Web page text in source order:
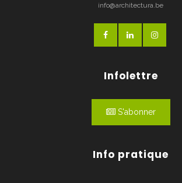
info@architectura.be
Infolettre
S'abonner
Info pratique